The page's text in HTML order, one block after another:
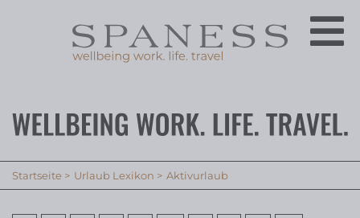
Startseite Urlaub Lexikon Aktivurlaub